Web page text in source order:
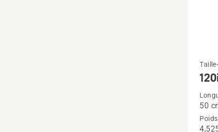
Voir
plus
détails
sur
50